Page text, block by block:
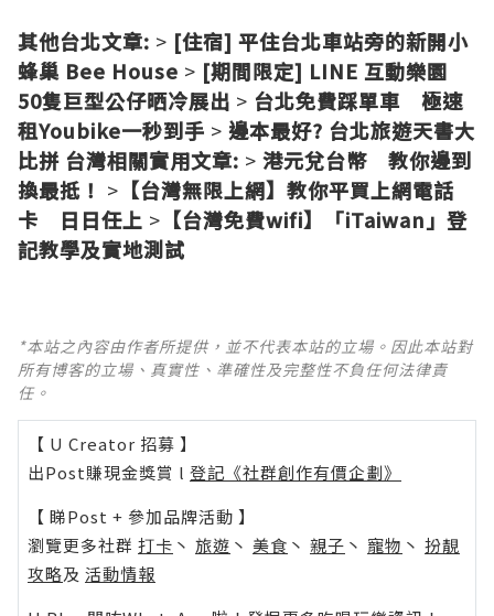
其他台北文章: > [住宿] 平住台北車站旁的新開小
蜂巢 Bee House > [期間限定] LINE 互動樂園
50隻巨型公仔晒冷展出 > 台北免費踩單車 極速
租Youbike一秒到手 > 邊本最好? 台北旅遊天書大
比拼 台灣相關實用文章: > 港元兌台幣 教你邊到
換最抵！ > 【台灣無限上網】教你平買上網電話
卡 日日任上 > 【台灣免費wifi】「iTaiwan」登
記教學及實地測試
*本站之內容由作者所提供，並不代表本站的立場。因此本站對
所有博客的立場、真實性、準確性及完整性不負任何法律責
任。
【 U Creator 招募 】
出Post賺現金獎賞 l 登記《社群創作有價企劃》
【 睇Post + 參加品牌活動 】
瀏覽更多社群 打卡 丶 旅遊 丶 美食 丶 親子 丶 寵物 丶 扮靚
攻略及 活動情報